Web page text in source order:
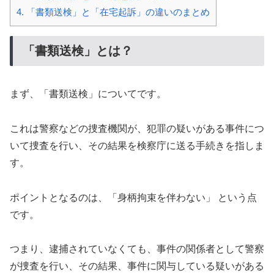
4. 「書類送検」と「在宅起訴」の違いのまとめ
「書類送検」とは？
まず、「書類送検」についてです。
これは警察などの捜査機関が、犯罪の疑いがある事件につ
いて捜査を行い、その結果を検察庁に送る手続きを指しま
す。
ポイントとなるのは、「身柄拘束を伴わない」 という点
です。
つまり、逮捕されていなくても、事件の関係者として警察
が捜査を行い、その結果、事件に関与している疑いがある